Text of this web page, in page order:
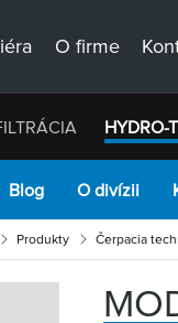
O firme
HYDRO-
Blog O divízii
Produkty Čerpacia